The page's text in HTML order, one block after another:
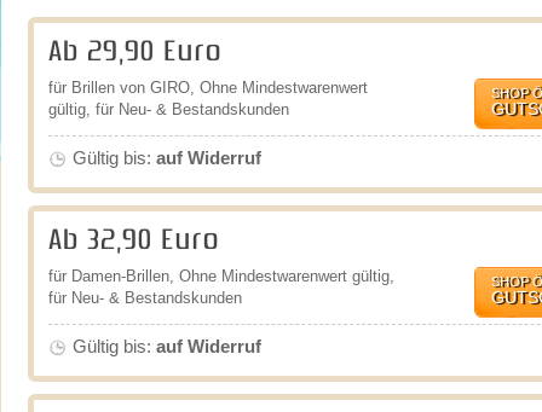
Ab 29,90 Euro
für Brillen von GIRO, Ohne Mindestwarenwert
gültig, für Neu- & Bestandskunden
SHOP
Gültig bis: auf Widerruf
Ab 32,90 Euro
für Damen-Brillen, Ohne Mindestwarenwert gültig,
für Neu- & Bestandskunden
SHOP
Gültig bis: auf Widerruf